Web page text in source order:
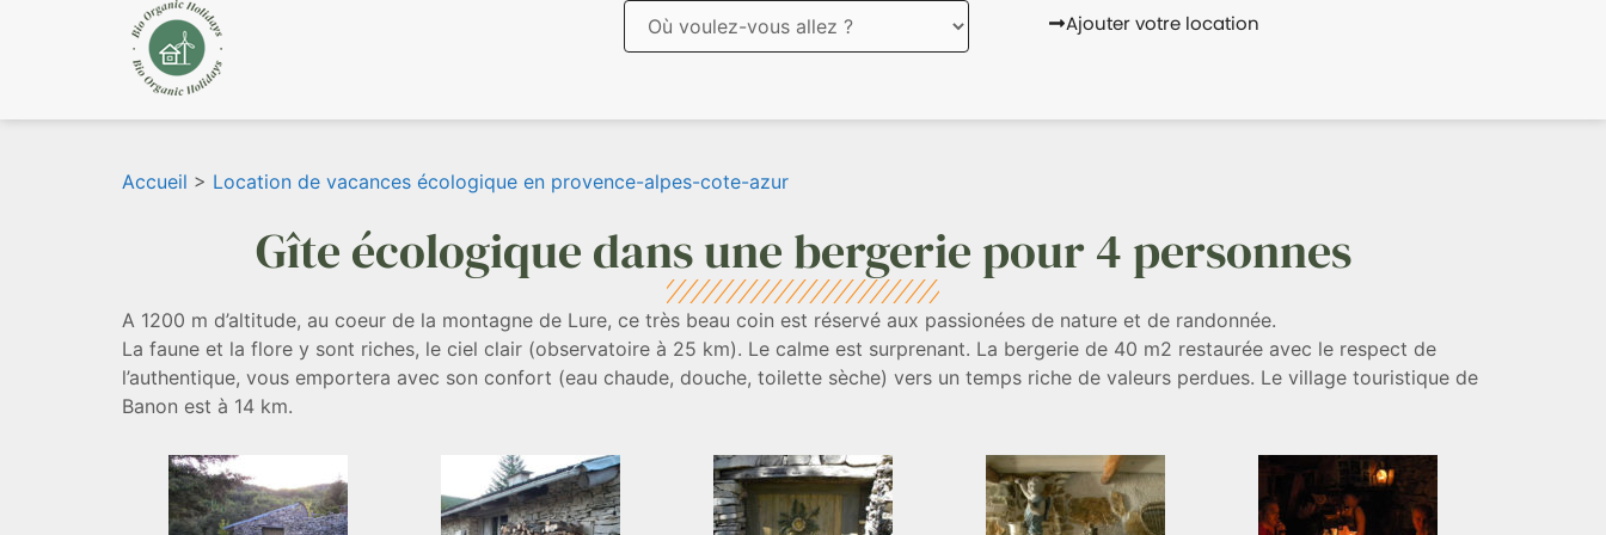
Ajouter votre location
Accueil > Location de vacances écologique en provence-alpes-cote-azur
Gîte écologique dans une bergerie pour 4 personnes
A 1200 m d’altitude, au coeur de la montagne de Lure, ce très beau coin est réservé aux passionées de nature et de randonnée.
La faune et la flore y sont riches, le ciel clair (observatoire à 25 km). Le calme est surprenant. La bergerie de 40 m2 restaurée avec le respect de
l’authentique, vous emportera avec son confort (eau chaude, douche, toilette sèche) vers un temps riche de valeurs perdues. Le village touristique de
Banon est à 14 km.